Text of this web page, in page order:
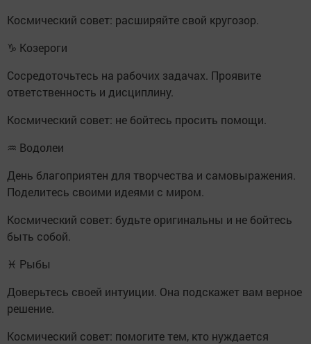
Космический совет: расширяйте свой кругозор.
♑ Козероги
Сосредоточьтесь на рабочих задачах. Проявите
ответственность и дисциплину.
Космический совет: не бойтесь просить помощи.
♒ Водолеи
День благоприятен для творчества и самовыражения.
Поделитесь своими идеями с миром.
Космический совет: будьте оригинальны и не бойтесь
быть собой.
♓ Рыбы
Доверьтесь своей интуиции. Она подскажет вам верное
решение.
Космический совет: помогите тем, кто нуждается